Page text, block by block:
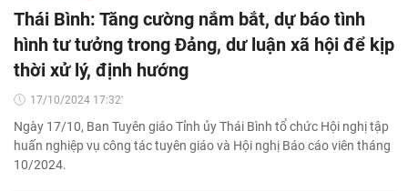
Thái Bình: Tăng cường nắm bắt, dự báo tình
hình tư tưởng trong Đảng, dư luận xã hội để kịp
thời xử lý, định hướng
17/10/2024 17:32'
Ngày 17/10, Ban Tuyên giáo Tỉnh ủy Thái Bình tổ chức Hội nghị tập
huấn nghiệp vụ công tác tuyên giáo và Hội nghị Báo cáo viên tháng
10/2024.